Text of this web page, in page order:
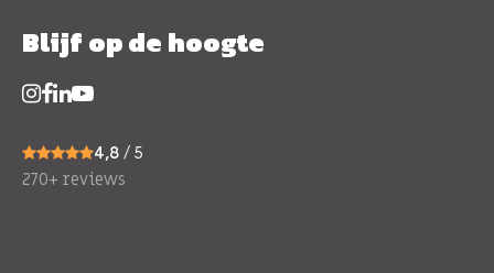
Blijf op de hoogte
4,8 / 5
270+ reviews